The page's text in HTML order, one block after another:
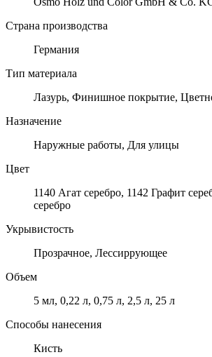
Страна производства
Германия
Тип материала
Лазурь, Финишное покрытие,
Назначение
Наружные работы, Для улицы
Цвет
1140 Агат серебро, 1142 Графит
серебро
Укрывистость
Прозрачное, Лессиррующее
Объем
5 мл, 0,22 л, 0,75 л, 2,5 л, 25 л
Способы нанесения
Кисть